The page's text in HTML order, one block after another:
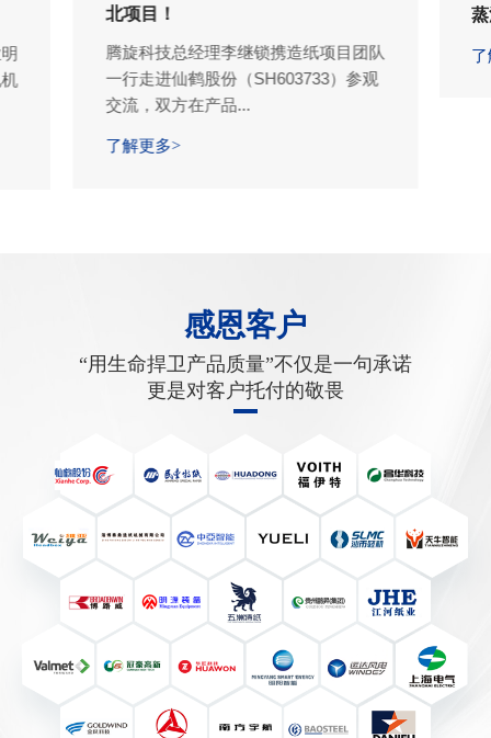
北项目！
腾旋科技总经理李继锁携造纸项目团队
一行走进仙鹤股份（SH603733）参观
交流，双方在产品...
了解更多>
感恩客户
“用生命捍卫产品质量”不仅是一句承诺
更是对客户托付的敬畏